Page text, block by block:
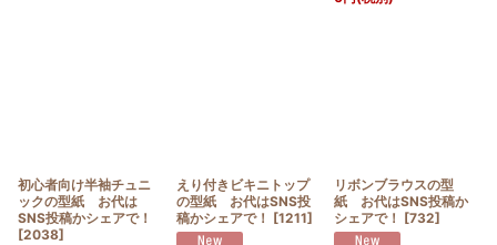
初心者向け半袖チュニ
ックの型紙 お代は
SNS投稿かシェアで！
[2038]
えり付きビキニトップ
の型紙 お代はSNS投
稿かシェアで！ [1211]
リボンブラウスの型
紙 お代はSNS投稿か
シェアで！ [732]